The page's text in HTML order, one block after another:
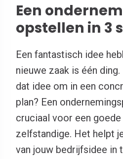
Een
opstellen in 3
Een fantastisch idee
nieuwe zaak is één
dat idee om in een
plan? Een
cruciaal voor een
zelfstandige. Het helpt
van jouw bedrijfsidee in